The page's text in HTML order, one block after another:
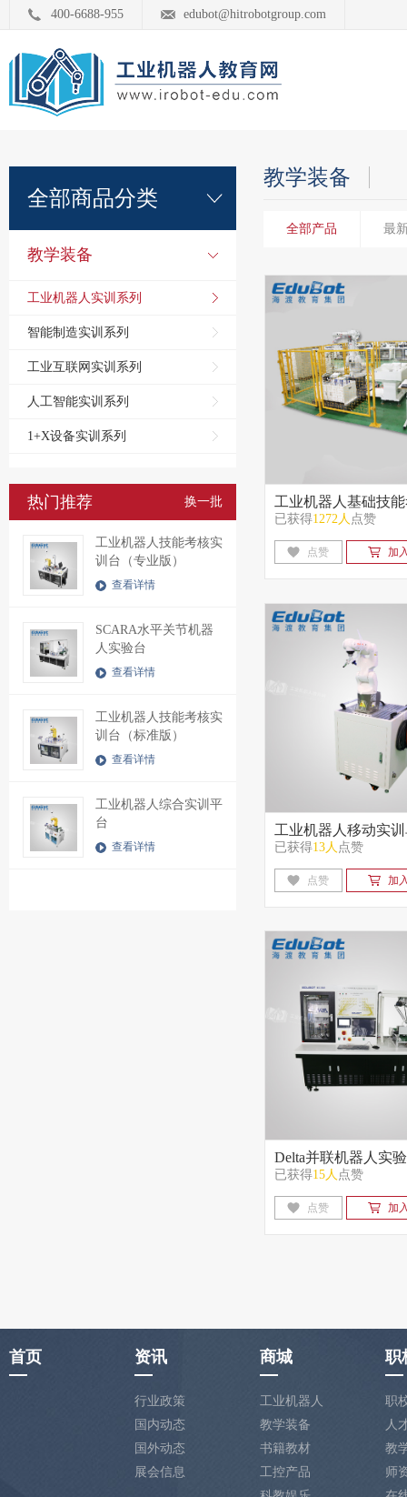
400-6688-955 edubot@hitrobotgroup.com
全部商品分类
教学装备
工业机器人实训系列
智能制造实训系列
工业互联网实训系列
人工智能实训系列
1+X设备实训系列
热门推荐 换一批
工业机器人技能考核实
训台（专业版）
查看详情
SCARA水平关节机器
人实验台
查看详情
工业机器人技能考核实
训台（标准版）
查看详情
工业机器人综合实训平
台
查看详情
教学装备
全部产品 最
工业机器人基础技
站
已获得1272人 点赞
点赞 加
工业机器人移动实
已获得13人 点赞
点赞 加
Delta并联机器人实
已获得15人 点赞
点赞 加
首页 资讯
行业政策
国内动态
国外动态
展会信息
商城
工业机器人
教学装备
书籍教材
工控产品
职
职
人
教
师